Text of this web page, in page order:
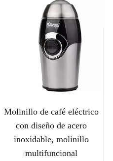
Molinillo de café eléctrico
con diseño de acero
inoxidable, molinillo
multifuncional